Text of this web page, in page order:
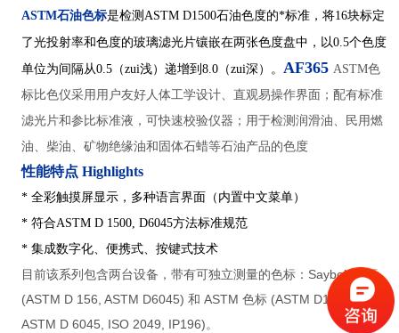
ASTM石油色标是检测ASTM D1500石油色度的*标准，将16块标定
了光投射率和色度的玻璃滤光片镶嵌在两张色度盘中，以0.5个色度
单位为间隔从0.5（zui浅）递增到8.0（zui深） 。 AF365 ASTM色
标比色仪采用用户友好人体工学设计、直观易操作界面；配有标准
滤光片和参比标准液，可快速校验仪器； 用于检测润滑油、民用燃
油、柴油、矿物绝缘油和固体石蜡等石油产品的色度
性能特点 Highlights
* 全彩触摸屏显示，多种语言界面（内置中文菜单）
* 符合ASTM D 1500, D6045方法标准规范
* 集成数字化、便携式、按键式技术
目前该系列包含两台设备，带有可独立测量的色标：Saybolt 色标
(ASTM D 156, ASTM D6045) 和 ASTM 色标 (ASTM D1500,
ASTM D 6045, ISO 2049, IP196)。